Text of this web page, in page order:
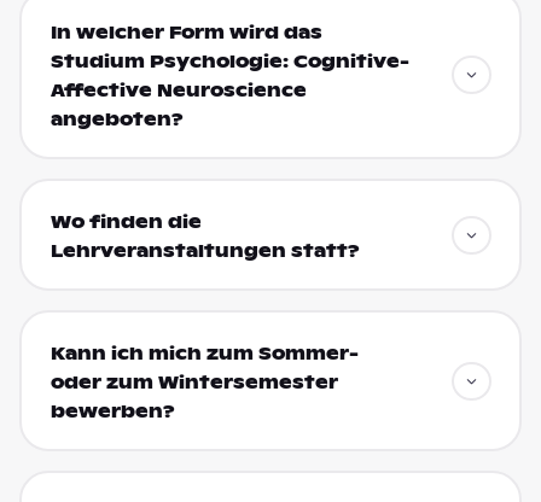
In welcher Form wird das
Studium Psychologie: Cognitive-
Affective Neuroscience
angeboten?
Wo finden die
Lehrveranstaltungen statt?
Kann ich mich zum Sommer-
oder zum Wintersemester
bewerben?